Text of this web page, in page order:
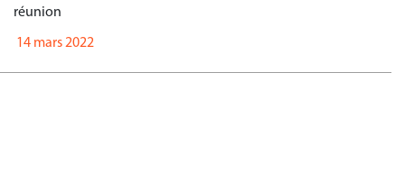
réunion
14 mars 2022